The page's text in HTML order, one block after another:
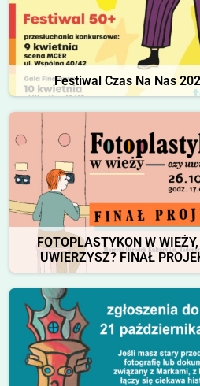
Festiwal Czas Na Nas
FOTOPLASTYKON W
UWIERZYSZ? FINAŁ